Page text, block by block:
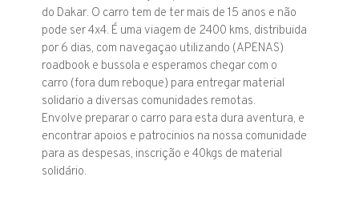
do Dakar. O carro tem de ter mais de 15 anos e não
pode ser 4x4. É uma viagem de 2400 kms, distribuida
por 6 dias, com navegaçao utilizando (APENAS)
roadbook e bussola e esperamos chegar com o
carro (fora dum reboque) para entregar material
solidario a diversas comunidades remotas.
Envolve preparar o carro para esta dura aventura, e
encontrar apoios e patrocinios na nossa comunidade
para as despesas, inscrição e 40kgs de material
solidário.